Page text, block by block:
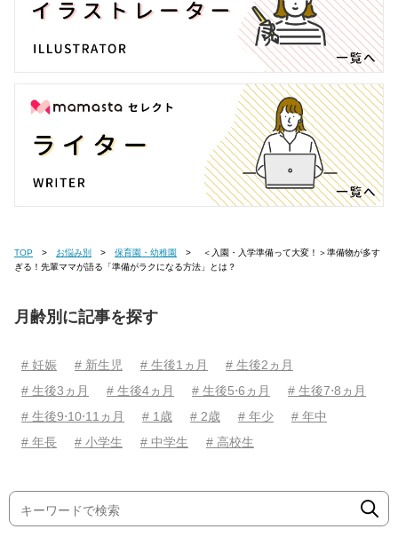
TOP お悩み別 保育園・幼稚園
ぎる！先輩ママが語る「準備がラクになる方法」とは？
月齢別に記事を探す
# 妊娠 # 新生児 # 生後1ヵ月
# 生後2ヵ月
# 生後3ヵ月
# 生後4ヵ月 # 生後5⋅6ヵ月
# 生後7⋅8ヵ月
# 生後9⋅10⋅11ヵ月
# 1歳 # 2歳 # 年少
# 年中
# 年長
# 小学生 # 中学生 # 高校生